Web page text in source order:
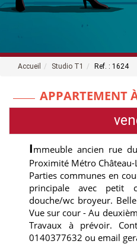
Accueil Studio T1 Ref. : 1624
APPARTEMENT
Immeuble ancien rue
Proximité Métro Château-
Parties communes en
principale avec petit
douche/wc broyeur.
Vue sur cour - Au
Travaux à prévoir.
0140377632 ou email